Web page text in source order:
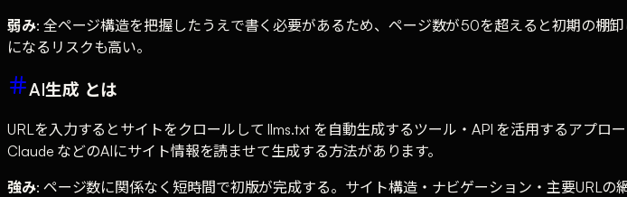
弱み: 全ページ構造を把握したうえで書く必要があるため、ページ数が50を超えると初期の棚
になるリスクも高い。
AI生成 とは
URLを入力するとサイトをクロールして llms.txt を自動生成するツール・API を活用するアプロ
Claude などのAIにサイト情報を読ませて生成する方法があります。
強み: ページ数に関係なく短時間で初版が完成する。サイト構造・ナビゲーション・主要URL